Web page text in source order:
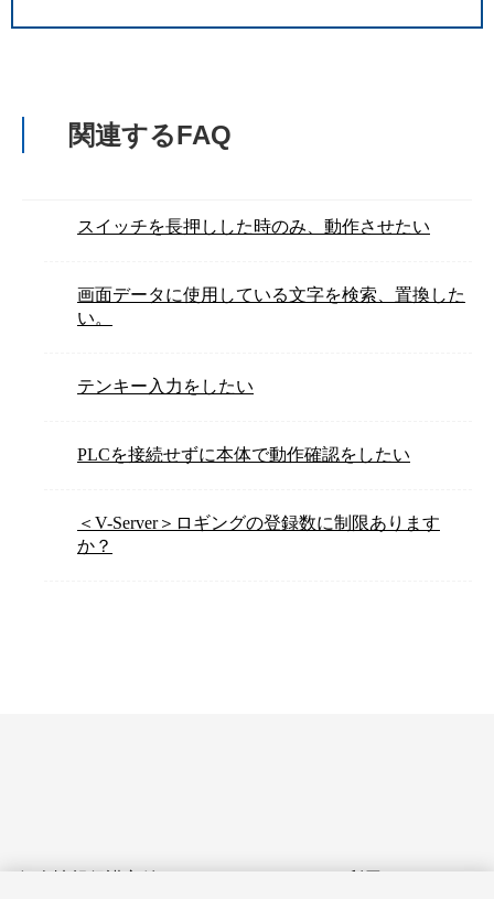
関連するFAQ
スイッチを長押しした時のみ、動作させたい
画面データに使用している文字を検索、置換した
い。
テンキー入力をしたい
PLCを接続せずに本体で動作確認をしたい
＜V-Server＞ロギングの登録数に制限あります
か？